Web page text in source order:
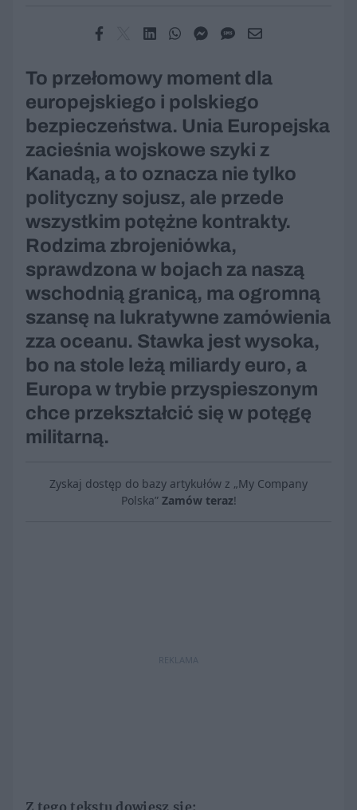
To przełomowy moment dla
europejskiego i polskiego
bezpieczeństwa. Unia Europejska
zacieśnia wojskowe szyki z
Kanadą, a to oznacza nie tylko
polityczny sojusz, ale przede
wszystkim potężne kontrakty.
Rodzima zbrojeniówka,
sprawdzona w bojach za naszą
wschodnią granicą, ma ogromną
szansę na lukratywne zamówienia
zza oceanu. Stawka jest wysoka,
bo na stole leżą miliardy euro, a
Europa w trybie przyspieszonym
chce przekształcić się w potęgę
militarną.
Zyskaj dostęp do bazy artykułów z „My Company
Polska” Zamów teraz!
REKLAMA